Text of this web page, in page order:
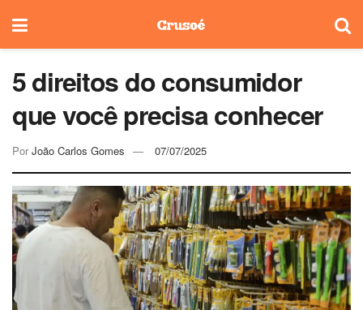
5 direitos do consumidor
que você precisa conhecer
Por João Carlos Gomes 07/07/2025